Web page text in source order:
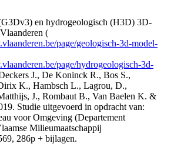
en hydrogeologisch (H3D) 3D-
(
page/geologisch-3d-model-
page/hydrogeologisch-3d-
J., De Koninck R., Bos S.,
K., Hambsch L., Lagrou, D.,
J., Rombaut B., Van Baelen K. &
Studie uitgevoerd in opdracht van:
voor Omgeving (Departement
Milieumaatschappij
286p + bijlagen.